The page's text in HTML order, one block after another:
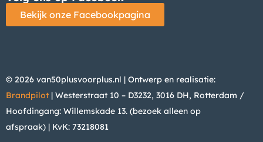
Bekijk onze Facebookpagina
© 2026 van50plusvoorplus.nl | Ontwerp en realisatie:
Brandpilot | Westerstraat 10 – D3232, 3016 DH, Rotterdam /
Hoofdingang: Willemskade 13. (bezoek alleen op
afspraak) | KvK: 73218081